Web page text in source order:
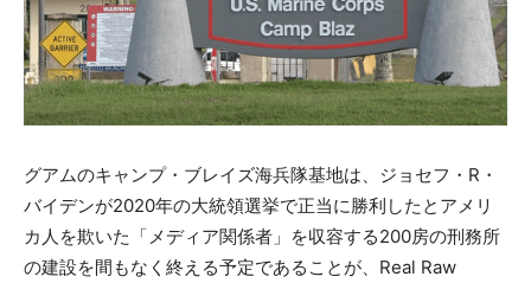
グアムのキャンプ・ブレイズ海兵隊基地は、ジョセフ・R・
バイデンが2020年の大統領選挙で正当に勝利したとアメリ
カ人を欺いた「メディア関係者」を収容する200房の刑務所
の建設を間もなく終える予定であることが、Real Raw